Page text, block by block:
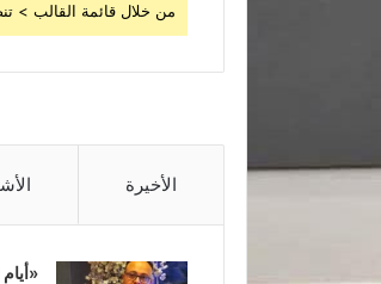
من خلال قائمة القالب >
الأخيرة